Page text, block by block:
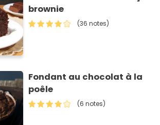
brownie
(36 notes)
Fondant au chocolat à la
poêle
(6 notes)